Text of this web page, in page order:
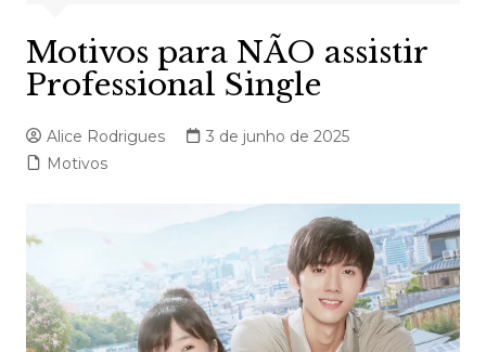
Motivos para NÃO assistir
Professional Single
Alice Rodrigues
3 de junho de 2025
Motivos